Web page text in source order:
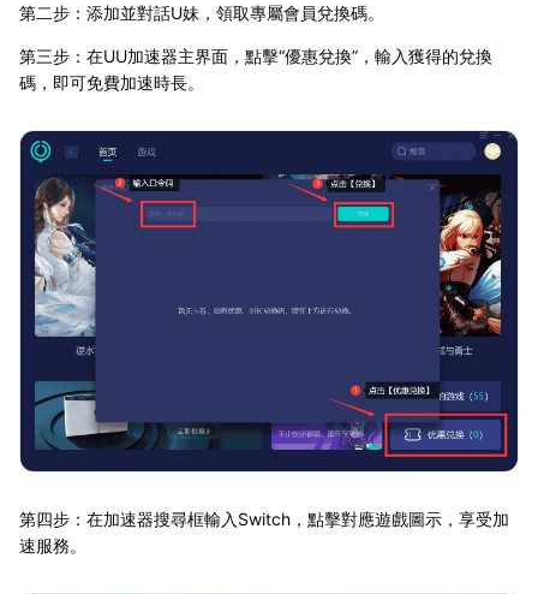
第二步：添加並對話U妹，領取專屬會員兌換碼。
第三步：在UU加速器主界面，點擊“優惠兌換”，輸入獲得的兌換
碼，即可免費加速時長。
第四步：在加速器搜尋框輸入Switch，點擊對應遊戲圖示，享受加
速服務。